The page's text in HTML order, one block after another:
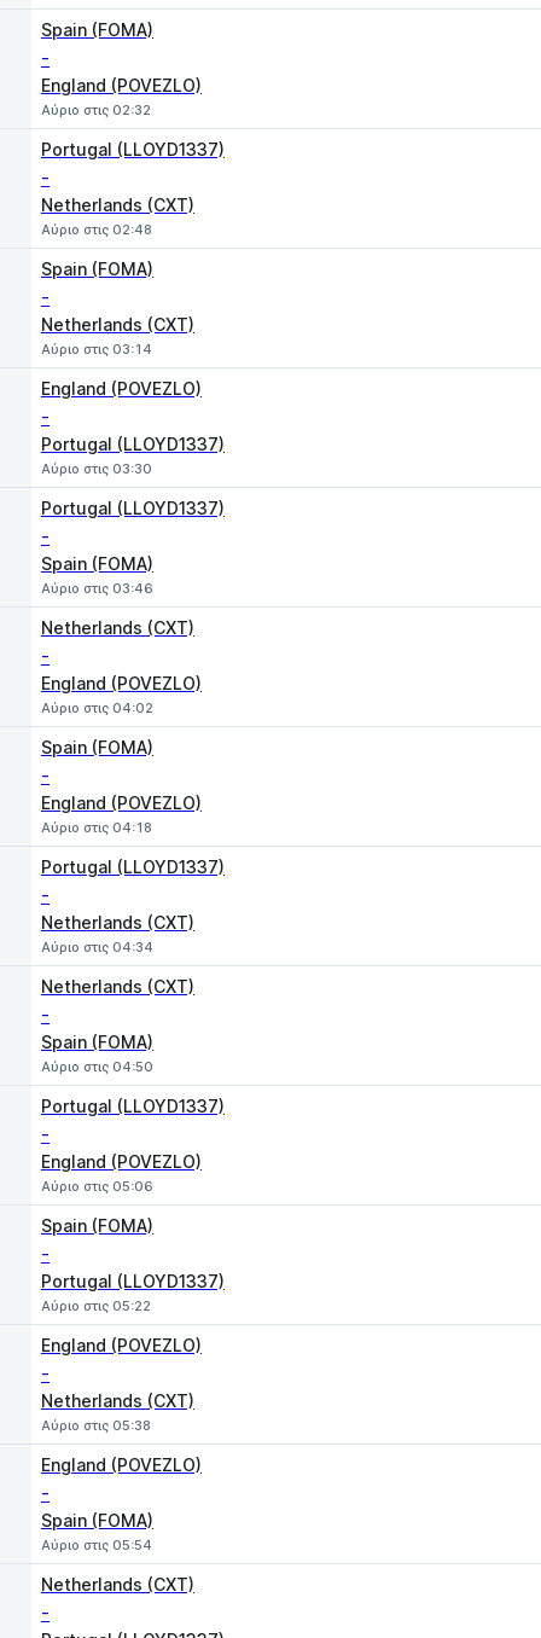
Spain (FOMA)
-
England (POVEZLO)
Αύριο στις 02:32
Portugal (LLOYD1337)
-
Netherlands (CXT)
Αύριο στις 02:48
Spain (FOMA)
-
Netherlands (CXT)
Αύριο στις 03:14
England (POVEZLO)
-
Portugal (LLOYD1337)
Αύριο στις 03:30
Portugal (LLOYD1337)
-
Spain (FOMA)
Αύριο στις 03:46
Netherlands (CXT)
-
England (POVEZLO)
Αύριο στις 04:02
Spain (FOMA)
-
England (POVEZLO)
Αύριο στις 04:18
Portugal (LLOYD1337)
-
Netherlands (CXT)
Αύριο στις 04:34
Netherlands (CXT)
-
Spain (FOMA)
Αύριο στις 04:50
Portugal (LLOYD1337)
-
England (POVEZLO)
Αύριο στις 05:06
Spain (FOMA)
-
Portugal (LLOYD1337)
Αύριο στις 05:22
England (POVEZLO)
-
Netherlands (CXT)
Αύριο στις 05:38
England (POVEZLO)
-
Spain (FOMA)
Αύριο στις 05:54
Netherlands (CXT)
-